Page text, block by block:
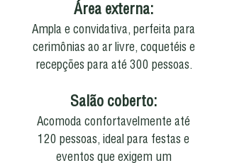
Área externa:
Ampla e convidativa, perfeita para
cerimônias ao ar livre, coquetéis e
recepções para até 300 pessoas.
Salão coberto:
Acomoda confortavelmente até
120 pessoas, ideal para festas e
eventos que exigem um